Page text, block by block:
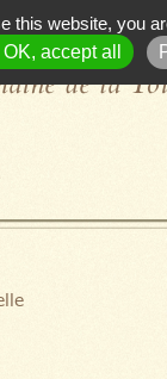
de la
this website, you
accept all